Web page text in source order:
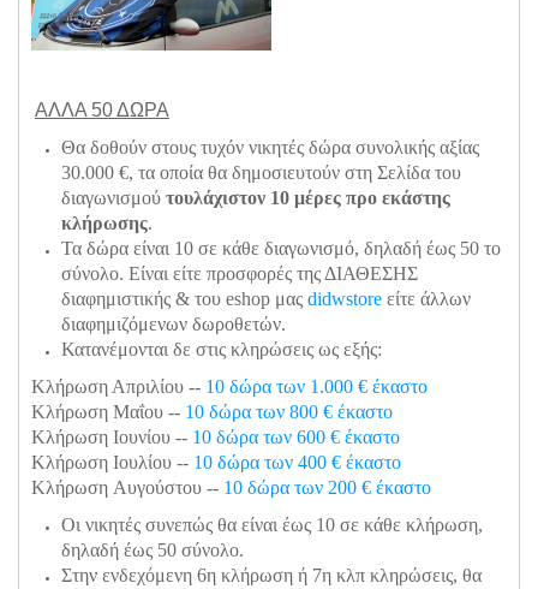
ΑΛΛΑ 50 ΔΩΡΑ
Θα δοθούν στους τυχόν νικητές δώρα συνολικής αξίας
30.000 €, τα οποία θα δημοσιευτούν στη Σελίδα του
διαγωνισμού τουλάχιστον 10 μέρες προ εκάστης
κλήρωσης.
Τα δώρα είναι 10 σε κάθε διαγωνισμό, δηλαδή έως 50 το
σύνολο. Είναι είτε προσφορές της ΔΙΑΘΕΣΗΣ
διαφημιστικής & του eshop μας didwstore είτε άλλων
διαφημιζόμενων δωροθετών.
Κατανέμονται δε στις κληρώσεις ως εξής:
Κλήρωση Απριλίου -- 10 δώρα των 1.000 € έκαστο
Κλήρωση Μαΐου -- 10 δώρα των 800 € έκαστο
Κλήρωση Ιουνίου -- 10 δώρα των 600 € έκαστο
Κλήρωση Ιουλίου -- 10 δώρα των 400 € έκαστο
Κλήρωση Αυγούστου -- 10 δώρα των 200 € έκαστο
Οι νικητές συνεπώς θα είναι έως 10 σε κάθε κλήρωση,
δηλαδή έως 50 σύνολο.
Στην ενδεχόμενη 6η κλήρωση ή 7η κλπ κληρώσεις, θα